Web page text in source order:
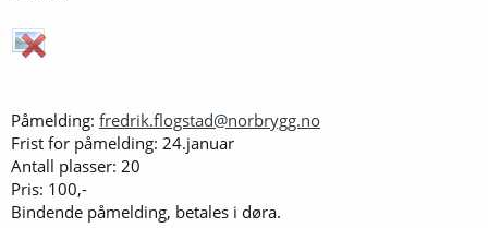
Påmelding: fredrik.flogstad@norbrygg.no
Frist for påmelding: 24.januar
Antall plasser: 20
Pris: 100,-
Bindende påmelding, betales i døra.